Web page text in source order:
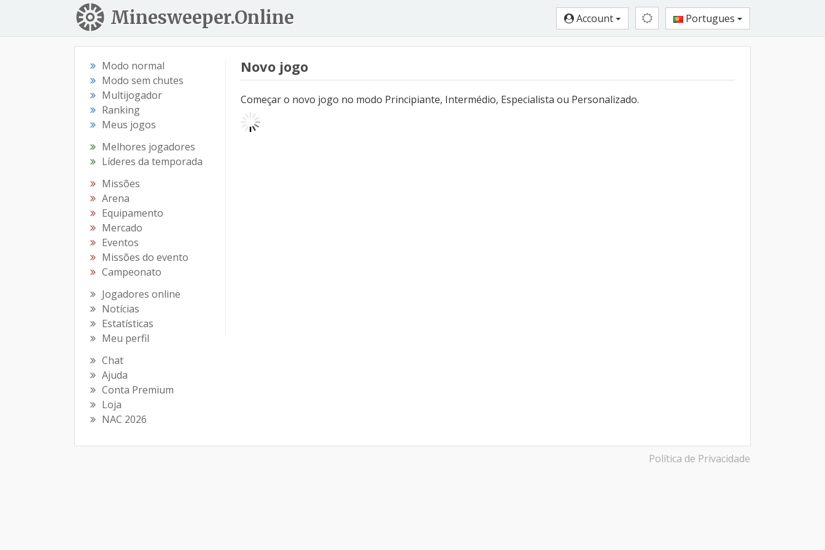
Minesweeper.Online Account Portugues
Modo normal
Modo sem chutes
Multijogador
Ranking
Meus jogos
Melhores jogadores
Líderes da temporada
Missões
Arena
Equipamento
Mercado
Eventos
Missões do evento
Campeonato
Jogadores online
Notícias
Estatísticas
Meu perfil
Chat
Ajuda
Conta Premium
Loja
NAC 2026
Novo jogo
Começar o novo jogo no modo Principiante, Intermédio, Especialista ou Personalizado.
Política de Privacidade